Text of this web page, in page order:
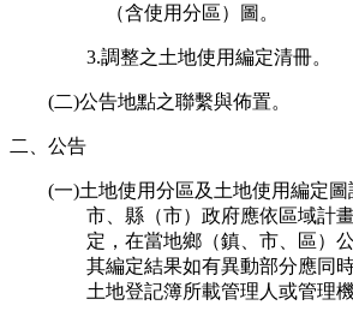
（含使用分區）圖。
3.調整之土地使用編定清冊。
(二)公告地點之聯繫與佈置。
二、公告
(一)土地使用分區及土地使用編定
市、縣（市）政府應依區域計
定，在當地鄉（鎮、市、區）
其編定結果如有異動部分應同
土地登記簿所載管理人或管理機